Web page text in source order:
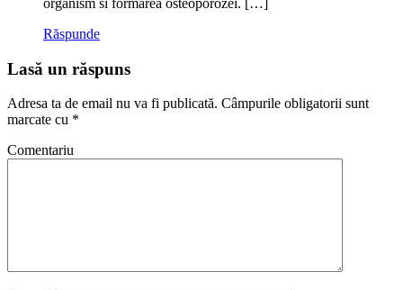
Răspunde
Lasă un răspuns
Adresa ta de email nu va fi publicată. Câmpurile obligatorii sunt
marcate cu *
Comentariu